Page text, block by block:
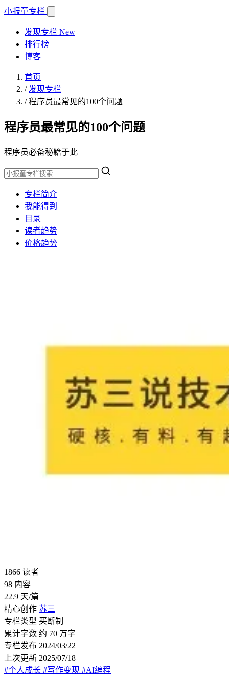
小报童专栏
发现专栏 New
排行榜
博客
首页
/ 发现专栏
/程序员最常见的100个问题
程序员最常见的100个问题
程序员必备秘籍于此
专栏简介
我能得到
目录
读者趋势
价格趋势
1866 读者
98 内容
22.9 天/篇
精心创作 苏三
专栏类型 买断制
累计字数 约 70 万字
专栏发布 2024/03/22
上次更新 2025/07/18
#个人成长 #写作变现 #AI编程